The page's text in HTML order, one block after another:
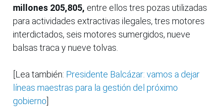
millones 205,805, entre ellos tres pozas utilizadas
para actividades extractivas ilegales, tres motores
interdictados, seis motores sumergidos, nueve
balsas traca y nueve tolvas.
[Lea también: Presidente Balcázar: vamos a dejar
líneas maestras para la gestión del próximo
gobierno